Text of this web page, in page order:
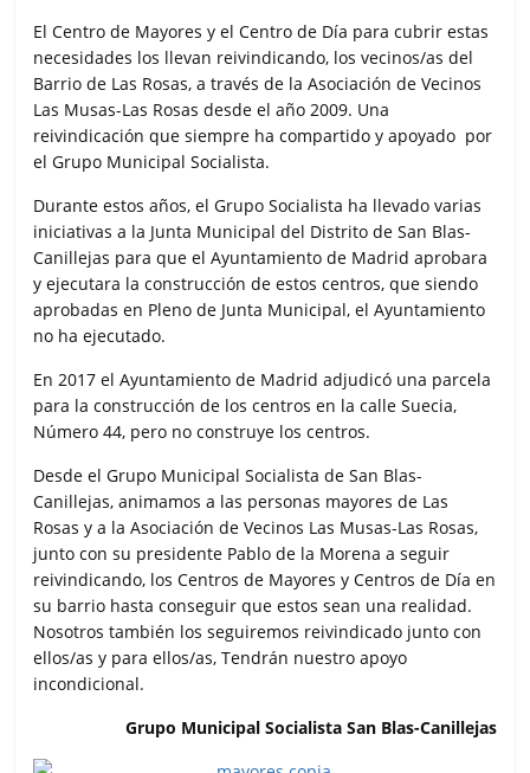
El Centro de Mayores y el Centro de Día para cubrir estas
necesidades los llevan reivindicando, los vecinos/as del
Barrio de Las Rosas, a través de la Asociación de Vecinos
Las Musas-Las Rosas desde el año 2009. Una
reivindicación que siempre ha compartido y apoyado por
el Grupo Municipal Socialista.
Durante estos años, el Grupo Socialista ha llevado varias
iniciativas a la Junta Municipal del Distrito de San Blas-
Canillejas para que el Ayuntamiento de Madrid aprobara
y ejecutara la construcción de estos centros, que siendo
aprobadas en Pleno de Junta Municipal, el Ayuntamiento
no ha ejecutado.
En 2017 el Ayuntamiento de Madrid adjudicó una parcela
para la construcción de los centros en la calle Suecia,
Número 44, pero no construye los centros.
Desde el Grupo Municipal Socialista de San Blas-
Canillejas, animamos a las personas mayores de Las
Rosas y a la Asociación de Vecinos Las Musas-Las Rosas,
junto con su presidente Pablo de la Morena a seguir
reivindicando, los Centros de Mayores y Centros de Día en
su barrio hasta conseguir que estos sean una realidad.
Nosotros también los seguiremos reivindicado junto con
ellos/as y para ellos/as, Tendrán nuestro apoyo
incondicional.
Grupo Municipal Socialista San Blas-Canillejas